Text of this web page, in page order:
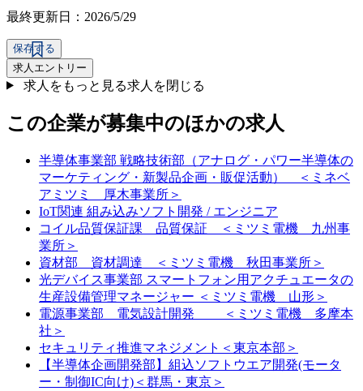
最終更新日：2026/5/29
保存する
求人エントリー
求人をもっと見る求人を閉じる
この企業が募集中のほかの求人
半導体事業部 戦略技術部（アナログ・パワー半導体の
マーケティング・新製品企画・販促活動） ＜ミネベ
アミツミ 厚木事業所＞
IoT関連 組み込みソフト開発 / エンジニア
コイル品質保証課 品質保証 ＜ミツミ電機 九州事
業所＞
資材部 資材調達 ＜ミツミ電機 秋田事業所＞
光デバイス事業部 スマートフォン用アクチュエータの
生産設備管理マネージャー ＜ミツミ電機 山形＞
電源事業部 電気設計開発 ＜ミツミ電機 多摩本
社＞
セキュリティ推進マネジメント＜東京本部＞
【半導体企画開発部】組込ソフトウエア開発(モータ
ー・制御IC向け)＜群馬・東京＞